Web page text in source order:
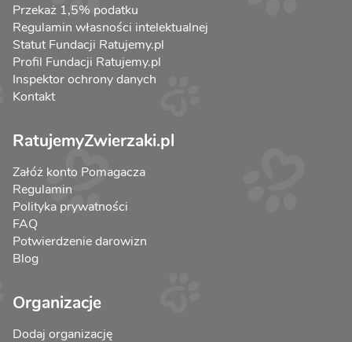
Przekaż 1,5% podatku
Regulamin własności intelektualnej
Statut Fundacji Ratujemy.pl
Profil Fundacji Ratujemy.pl
Inspektor ochrony danych
Kontakt
RatujemyZwierzaki.pl
Załóż konto Pomagacza
Regulamin
Polityka prywatności
FAQ
Potwierdzenie darowizn
Blog
Organizacje
Dodaj organizację